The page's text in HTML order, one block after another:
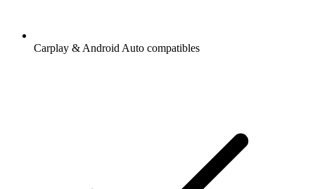
Carplay & Android Auto compatibles